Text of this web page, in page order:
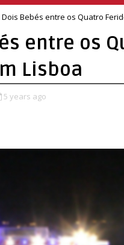
Dois Bebés entre os Quatro
entre os
Lisboa
5 years ago